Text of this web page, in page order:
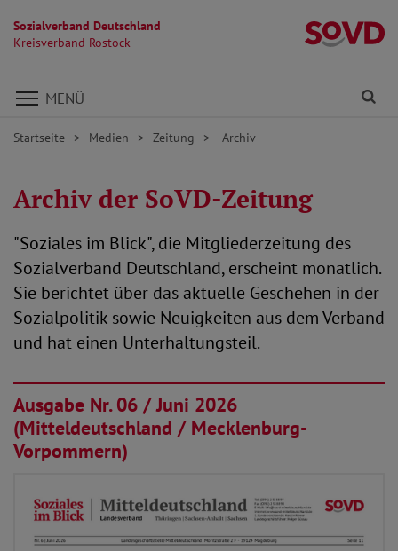
Sozialverband Deutschland
Kreisverband Rostock
Direkt zu den Inhalten springen
MENÜ
Startseite Medien Zeitung Archiv
Archiv der SoVD-Zeitung
"Soziales im Blick", die Mitgliederzeitung des
Sozialverband Deutschland, erscheint monatlich.
Sie berichtet über das aktuelle Geschehen in der
Sozialpolitik sowie Neuigkeiten aus dem Verband
und hat einen Unterhaltungsteil.
01.06.2026
Ausgabe Nr. 06 / Juni 2026
(Mitteldeutschland / Mecklenburg-
Vorpommern)